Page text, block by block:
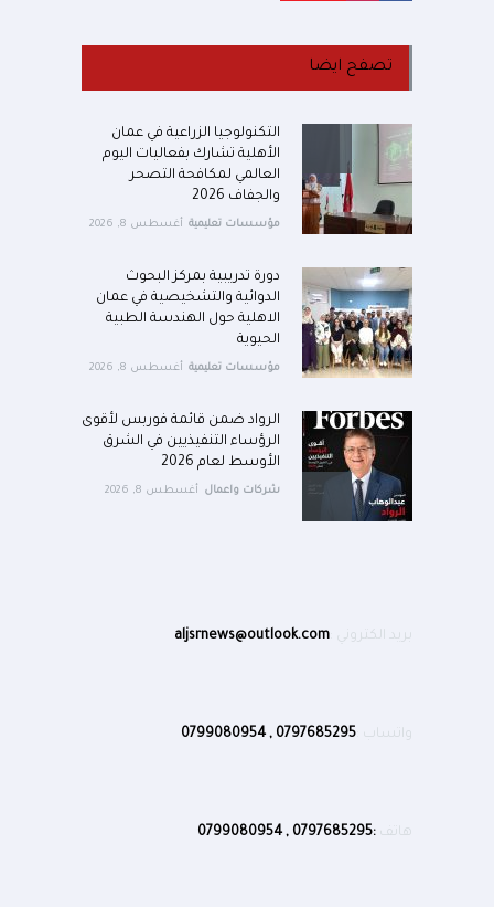
تصفح ايضا
التكنولوجيا الزراعية في عمان
الأهلية تشارك بفعاليات اليوم
العالمي لمكافحة التصحر
والجفاف 2026
مؤسسات تعليمية أغسطس 8, 2026
دورة تدريبية بمركز البحوث
الدوائية والتشخيصية في عمان
الاهلية حول الهندسة الطبية
الحيوية
مؤسسات تعليمية أغسطس 8, 2026
الرواد ضمن قائمة فوربس لأقوى
الرؤساء التنفيذيين في الشرق
الأوسط لعام 2026
شركات واعمال أغسطس 8, 2026
بريد الكتروني : aljsrnews@outlook.com
واتساب : 0797685295 , 0799080954
هاتف :0797685295 , 0799080954